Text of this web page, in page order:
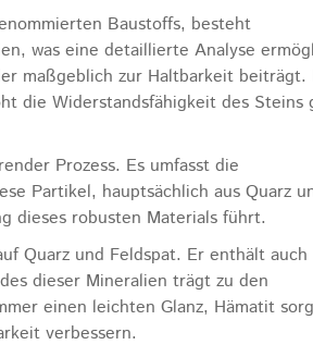
Baustoffs, besteht
was eine detaillierte Analyse
maßgeblich zur Haltbarkeit beiträgt.
die Widerstandsfähigkeit des Steins
Prozess. Es umfasst die
Partikel, hauptsächlich aus Quarz
dieses robusten Materials führt.
Quarz und Feldspat. Er enthält auch
dieser Mineralien trägt zu den
einen leichten Glanz, Hämatit
verbessern.